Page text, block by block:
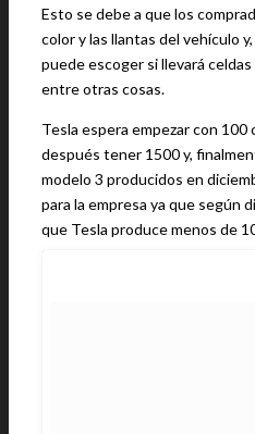
Esto se debe a que los
color y las llantas del vehículo
puede escoger si llevará
entre otras cosas.
Tesla espera empezar con 100
después tener 1500 y,
modelo 3 producidos en
para la empresa ya que según
que Tesla produce menos de